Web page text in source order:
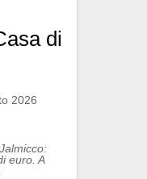
di
2026
euro. A